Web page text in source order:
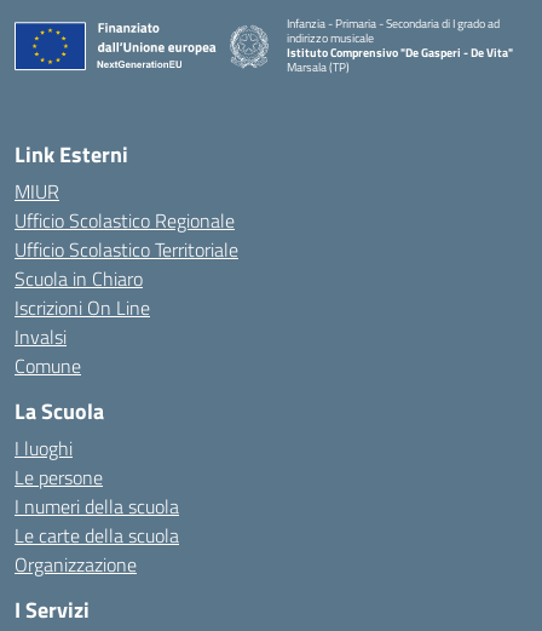
Infanzia - Primaria - Secondaria di I grado ad
indirizzo musicale
Istituto Comprensivo "De Gasperi - De Vita"
Marsala (TP)
Link Esterni
MIUR
Ufficio Scolastico Regionale
Ufficio Scolastico Territoriale
Scuola in Chiaro
Iscrizioni On Line
Invalsi
Comune
La Scuola
I luoghi
Le persone
I numeri della scuola
Le carte della scuola
Organizzazione
I Servizi